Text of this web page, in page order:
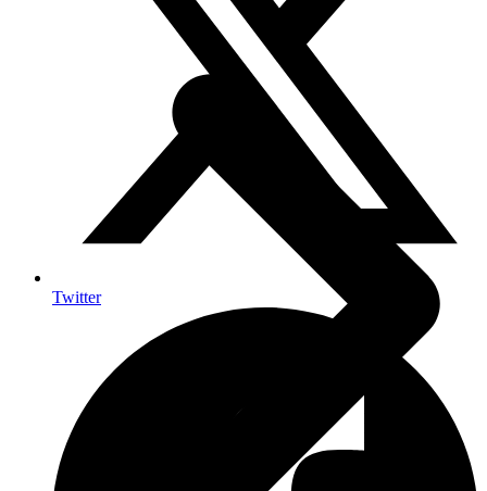
Twitter